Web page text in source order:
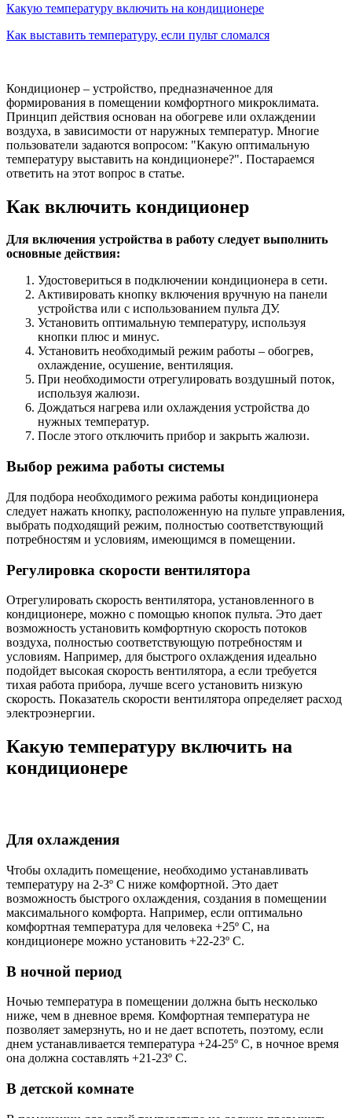
Какую температуру включить на кондиционере
Как выставить температуру, если пульт сломался
Кондиционер – устройство, предназначенное для
формирования в помещении комфортного микроклимата.
Принцип действия основан на обогреве или охлаждении
воздуха, в зависимости от наружных температур. Многие
пользователи задаются вопросом: "Какую оптимальную
температуру выставить на кондиционере?". Постараемся
ответить на этот вопрос в статье.
Как включить кондиционер
Для включения устройства в работу следует выполнить
основные действия:
Удостовериться в подключении кондиционера в сети.
Активировать кнопку включения вручную на панели
устройства или с использованием пульта ДУ.
Установить оптимальную температуру, используя
кнопки плюс и минус.
Установить необходимый режим работы – обогрев,
охлаждение, осушение, вентиляция.
При необходимости отрегулировать воздушный поток,
используя жалюзи.
Дождаться нагрева или охлаждения устройства до
нужных температур.
После этого отключить прибор и закрыть жалюзи.
Выбор режима работы системы
Для подбора необходимого режима работы кондиционера
следует нажать кнопку, расположенную на пульте управления,
выбрать подходящий режим, полностью соответствующий
потребностям и условиям, имеющимся в помещении.
Регулировка скорости вентилятора
Отрегулировать скорость вентилятора, установленного в
кондиционере, можно с помощью кнопок пульта. Это дает
возможность установить комфортную скорость потоков
воздуха, полностью соответствующую потребностям и
условиям. Например, для быстрого охлаждения идеально
подойдет высокая скорость вентилятора, а если требуется
тихая работа прибора, лучше всего установить низкую
скорость. Показатель скорости вентилятора определяет расход
электроэнергии.
Какую температуру включить на
кондиционере
Для охлаждения
Чтобы охладить помещение, необходимо устанавливать
температуру на 2-3º С ниже комфортной. Это дает
возможность быстрого охлаждения, создания в помещении
максимального комфорта. Например, если оптимально
комфортная температура для человека +25º С, на
кондиционере можно установить +22-23º С.
В ночной период
Ночью температура в помещении должна быть несколько
ниже, чем в дневное время. Комфортная температура не
позволяет замерзнуть, но и не дает вспотеть, поэтому, если
днем устанавливается температура +24-25º С, в ночное время
она должна составлять +21-23º С.
В детской комнате